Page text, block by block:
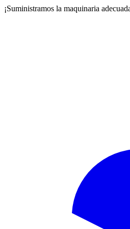
¡Suministramos la maquinaria